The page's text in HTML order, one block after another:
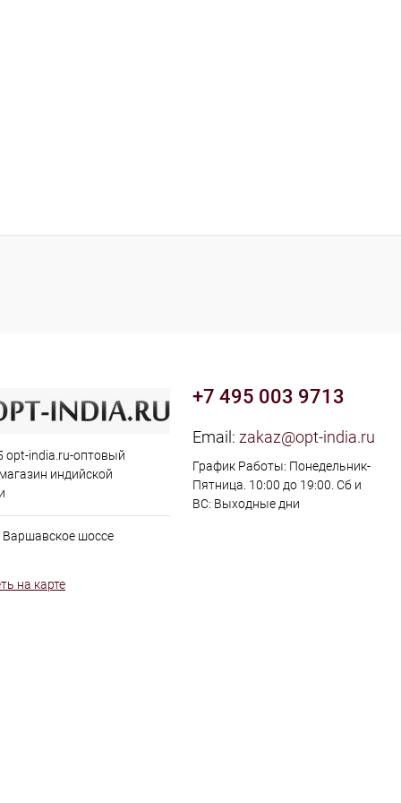
opt-india.ru-оптовый
индийской
Варшавское шоссе
на карте
+7 495 003 9713
Email: zakaz@opt-india.ru
График Работы: Понедельник-
Пятница. 10:00 до 19:00. Сб и
ВС: Выходные дни